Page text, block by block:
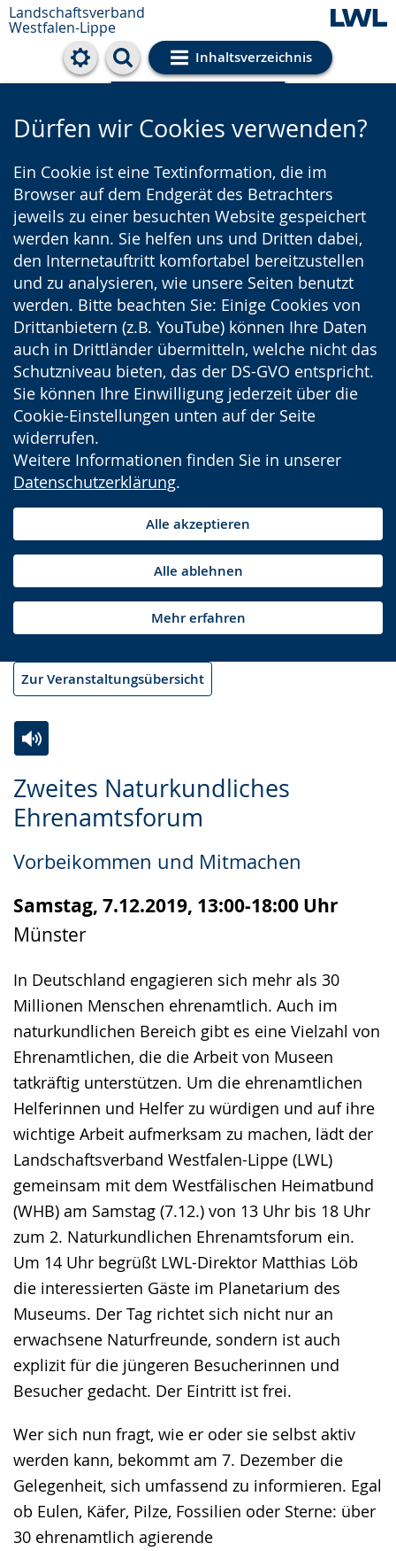
Landschaftsverband
Westfalen-Lippe
Inhaltsverzeichnis
Cookie-Einstellungen
Dürfen wir Cookies verwenden?
Ein Cookie ist eine Textinformation, die im
Browser auf dem Endgerät des Betrachters
jeweils zu einer besuchten Website gespeichert
werden kann. Sie helfen uns und Dritten dabei,
den Internetauftritt komfortabel bereitzustellen
und zu analysieren, wie unsere Seiten benutzt
werden. Bitte beachten Sie: Einige Cookies von
Drittanbietern (z.B. YouTube) können Ihre Daten
auch in Drittländer übermitteln, welche nicht das
Schutzniveau bieten, das der DS-GVO entspricht.
Sie können Ihre Einwilligung jederzeit über die
Cookie-Einstellungen unten auf der Seite
widerrufen.
Weitere Informationen finden Sie in unserer
Datenschutzerklärung.
Alle akzeptieren
Alle ablehnen
Mehr erfahren
Zur Veranstaltungsübersicht
Zweites Naturkundliches
Ehrenamtsforum
Vorbeikommen und Mitmachen
Samstag, 7.12.2019, 13:00-18:00 Uhr
Münster
In Deutschland engagieren sich mehr als 30
Millionen Menschen ehrenamtlich. Auch im
naturkundlichen Bereich gibt es eine Vielzahl von
Ehrenamtlichen, die die Arbeit von Museen
tatkräftig unterstützen. Um die ehrenamtlichen
Helferinnen und Helfer zu würdigen und auf ihre
wichtige Arbeit aufmerksam zu machen, lädt der
Landschaftsverband Westfalen-Lippe (LWL)
gemeinsam mit dem Westfälischen Heimatbund
(WHB) am Samstag (7.12.) von 13 Uhr bis 18 Uhr
zum 2. Naturkundlichen Ehrenamtsforum ein.
Um 14 Uhr begrüßt LWL-Direktor Matthias Löb
die interessierten Gäste im Planetarium des
Museums. Der Tag richtet sich nicht nur an
erwachsene Naturfreunde, sondern ist auch
explizit für die jüngeren Besucherinnen und
Besucher gedacht. Der Eintritt ist frei.
Wer sich nun fragt, wie er oder sie selbst aktiv
werden kann, bekommt am 7. Dezember die
Gelegenheit, sich umfassend zu informieren. Egal
ob Eulen, Käfer, Pilze, Fossilien oder Sterne: über
30 ehrenamtlich agierende
Leichten
Sprache
Audio-
Unterstützung.
Video
in
Gebärdensprache
wird
angezeigt.